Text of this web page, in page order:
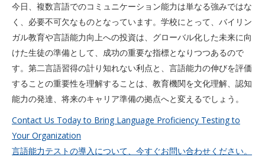
今日、複数言語でのコミュニケーション能力は単なる強みではな
く、必要不可欠なものとなっています。学校にとって、バイリン
ガル教育や言語能力向上への投資は、グローバル化した未来に向
けた生徒の準備として、成功の重要な指標となりつつあるので
す。第二言語習得の計り知れない利点と、言語能力の伸びを評価
することの重要性を理解することは、教育機関を文化理解、認知
能力の発達、将来のキャリア準備の拠点へと変えるでしょう。
Contact Us Today to Bring Language Proficiency Testing to
Your Organization
言語能力テストの導入について、今すぐお問い合わせください。